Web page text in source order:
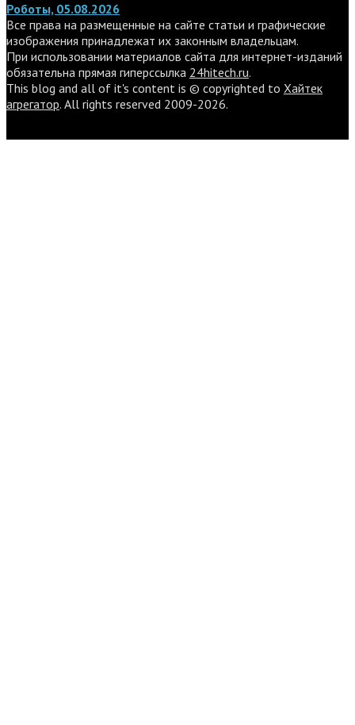
Роботы, 05.08.2026
Все права на размещенные на сайте статьи и графические
изображения принадлежат их законным владельцам.
При использовании материалов сайта для интернет-изданий
обязательна прямая гиперссылка 24hitech.ru.
This blog and all of it's content is © copyrighted to Хайтек
агрегатор. All rights reserved 2009-2026.